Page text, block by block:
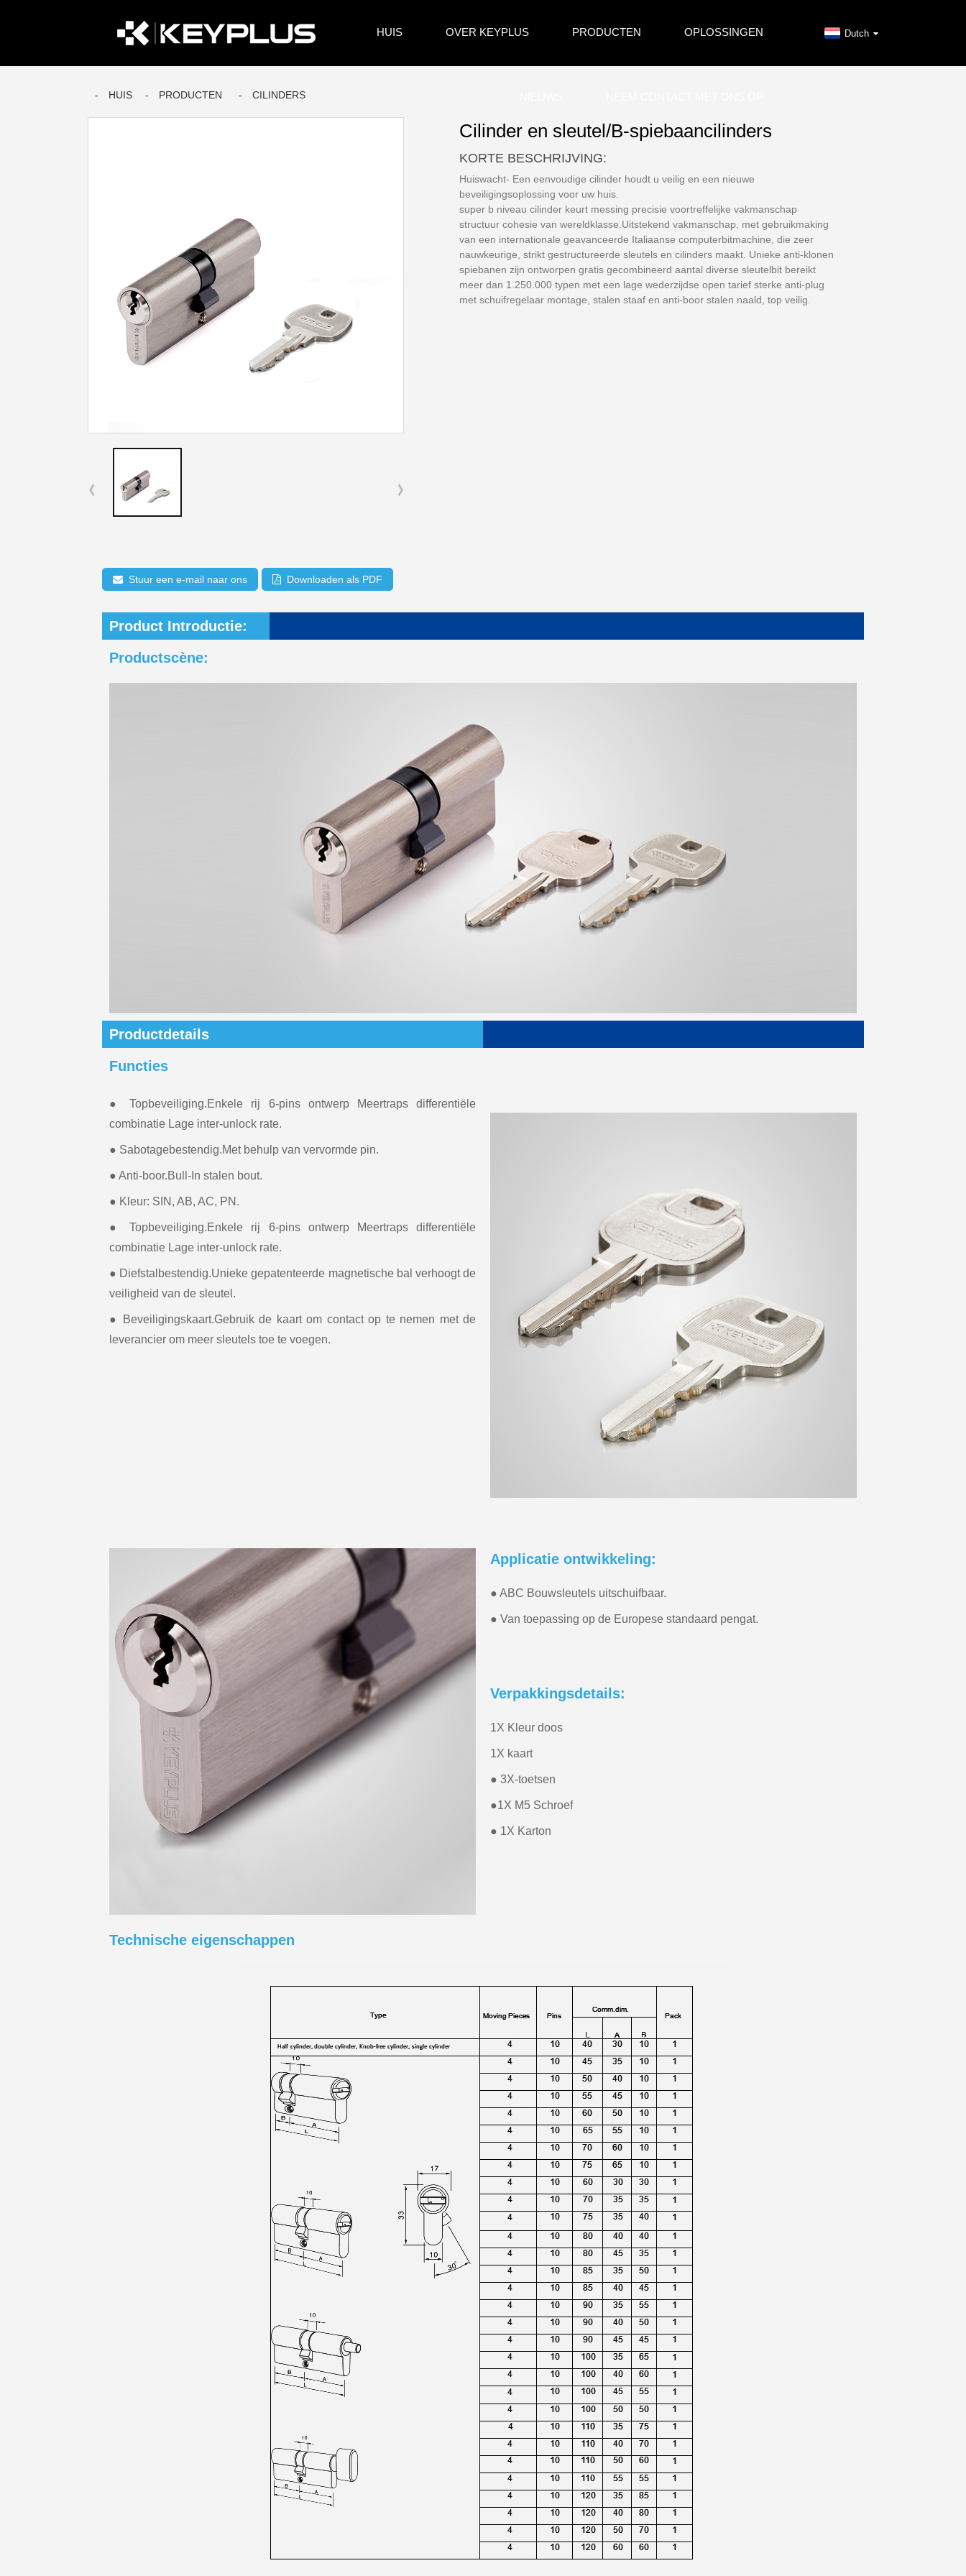
HUIS OVER KEYPLUS PRODUCTEN OPLOSSINGEN Dutch
HUIS PRODUCTEN CILINDERS
Cilinder en sleutel/B-spiebaancilinders
KORTE BESCHRIJVING:
Huiswacht- Een eenvoudige cilinder houdt u veilig en een nieuwe
beveiligingsoplossing voor uw huis.
super b niveau cilinder keurt messing precisie voortreffelijke vakmanschap
structuur cohesie van wereldklasse.Uitstekend vakmanschap, met gebruikmaking
van een internationale geavanceerde Italiaanse computerbitmachine, die zeer
nauwkeurige, strikt gestructureerde sleutels en cilinders maakt. Unieke anti-klonen
spiebanen zijn ontworpen gratis gecombineerd aantal diverse sleutelbit bereikt
meer dan 1.250.000 typen met een lage wederzijdse open tarief sterke anti-plug
met schuifregelaar montage, stalen staaf en anti-boor stalen naald, top veilig.
Stuur een e-mail naar ons Downloaden als PDF
Product Introductie:
Productscène:
Productdetails
Functies
● Topbeveiliging.Enkele rij 6-pins ontwerp Meertraps differentiële
combinatie Lage inter-unlock rate.
● Sabotagebestendig.Met behulp van vervormde pin.
● Anti-boor.Bull-In stalen bout.
● Kleur: SIN, AB, AC, PN.
● Topbeveiliging.Enkele rij 6-pins ontwerp Meertraps differentiële
combinatie Lage inter-unlock rate.
● Diefstalbestendig.Unieke gepatenteerde magnetische bal verhoogt de
veiligheid van de sleutel.
● Beveiligingskaart.Gebruik de kaart om contact op te nemen met de
leverancier om meer sleutels toe te voegen.
Applicatie ontwikkeling:
● ABC Bouwsleutels uitschuifbaar.
● Van toepassing op de Europese standaard pengat.
Verpakkingsdetails:
1X Kleur doos
1X kaart
● 3X-toetsen
●1X M5 Schroef
● 1X Karton
Technische eigenschappen